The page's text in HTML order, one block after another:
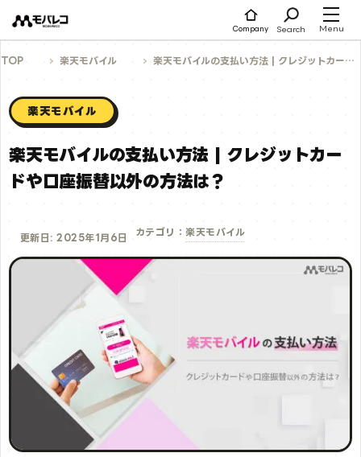
ツ
ス
Company Search Menu
TOP 楽天モバイル 楽天モバイルの支払い方法 | クレジットカードや口座振替以外の方法は？
楽天モバイル
楽天モバイルの支払い方法 | クレジットカー
ドや口座振替以外の方法は？
更新日: 2025年1月6日
カテゴリ：楽天モバイル